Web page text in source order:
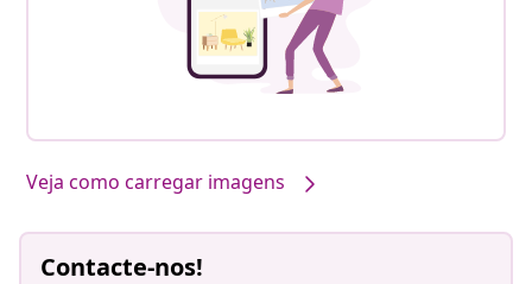
Veja como carregar imagens
Contacte-nos!